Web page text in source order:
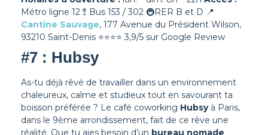
Métro ligne 12 🚏 Bus 153 / 302 🚇RER B et D 📍
Cantine Sauvage, 177 Avenue du Président Wilson,
93210 Saint-Denis ⭐⭐⭐⭐ 3,9/5 sur Google Review
#7 : Hubsy
As-tu déjà rêvé de travailler dans un environnement
chaleureux, calme et studieux tout en savourant ta
boisson préférée ? Le café coworking Hubsy à Paris,
dans le 9ème arrondissement, fait de ce rêve une
réalité. Que tu aies besoin d’un bureau nomade